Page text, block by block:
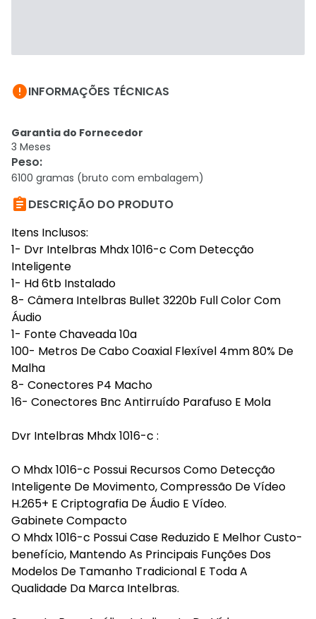
INFORMAÇÕES TÉCNICAS
Garantia do Fornecedor
3 Meses
Peso:
6100 gramas (bruto com embalagem)
DESCRIÇÃO DO PRODUTO
Itens Inclusos:
1- Dvr Intelbras Mhdx 1016-c Com Detecção
Inteligente
1- Hd 6tb Instalado
8- Câmera Intelbras Bullet 3220b Full Color Com
Áudio
1- Fonte Chaveada 10a
100- Metros De Cabo Coaxial Flexível 4mm 80% De
Malha
8- Conectores P4 Macho
16- Conectores Bnc Antirruído Parafuso E Mola
Dvr Intelbras Mhdx 1016-c :
O Mhdx 1016-c Possui Recursos Como Detecção
Inteligente De Movimento, Compressão De Vídeo
H.265+ E Criptografia De Áudio E Vídeo.
Gabinete Compacto
O Mhdx 1016-c Possui Case Reduzido E Melhor Custo-
benefício, Mantendo As Principais Funções Dos
Modelos De Tamanho Tradicional E Toda A
Qualidade Da Marca Intelbras.